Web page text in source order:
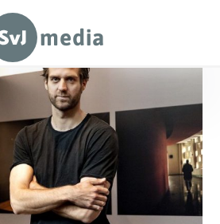
SvJ media
& International